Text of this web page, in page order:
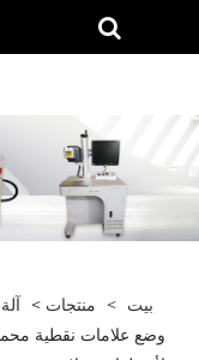
بيت > منتجات >
وضع علامات نقطية